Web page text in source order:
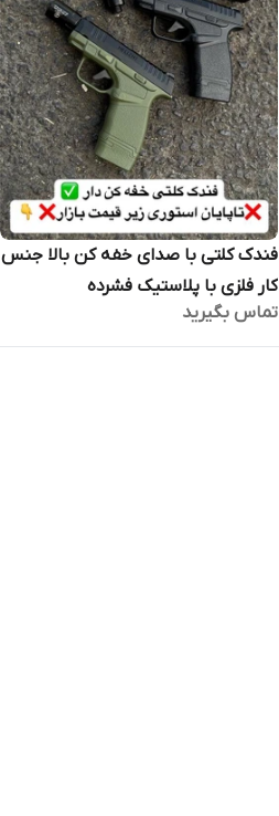
فندک کلتی با صدای خفه کن بالا جنس
کار فلزی با پلاستیک فشرده
تماس بگیرید